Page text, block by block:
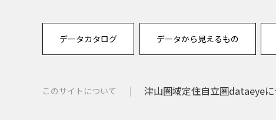
データカタログ データから見えるもの
このサイトについて 津山圏域定住自立圏dataeyeに